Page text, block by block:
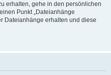
erhalten, gehe in den persönlichen
Punkt „Dateianhänge
Dateianhänge erhalten und diese